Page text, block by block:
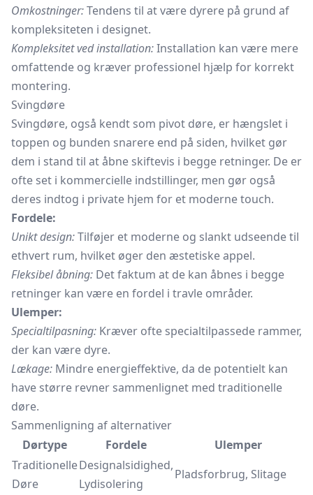
Omkostninger:Tendens til at være dyrere på grund af
kompleksiteten i designet.
Kompleksitet ved installation:Installation kan være mere
omfattende og kræver professionel hjælp for korrekt
montering.
Svingdøre
Svingdøre, også kendt som pivot døre, er hængslet i
toppen og bunden snarere end på siden, hvilket gør
dem i stand til at åbne skiftevis i begge retninger. De er
ofte set i kommercielle indstillinger, men gør også
deres indtog i private hjem for et moderne touch.
Fordele:
Unikt design:Tilføjer et moderne og slankt udseende til
ethvert rum, hvilket øger den æstetiske appel.
Fleksibel åbning: Det faktum at de kan åbnes i begge
retninger kan være en fordel i travle områder.
Ulemper:
Specialtilpasning: Kræver ofte specialtilpassede rammer,
der kan være dyre.
Lækage: Mindre energieffektive, da de potentielt kan
have større revner sammenlignet med traditionelle
døre.
Sammenligning af alternativer
Dørtype
Fordele
Ulemper
Traditionelle
Døre
Designalsidighed,
Lydisolering
Pladsforbrug, Slitage